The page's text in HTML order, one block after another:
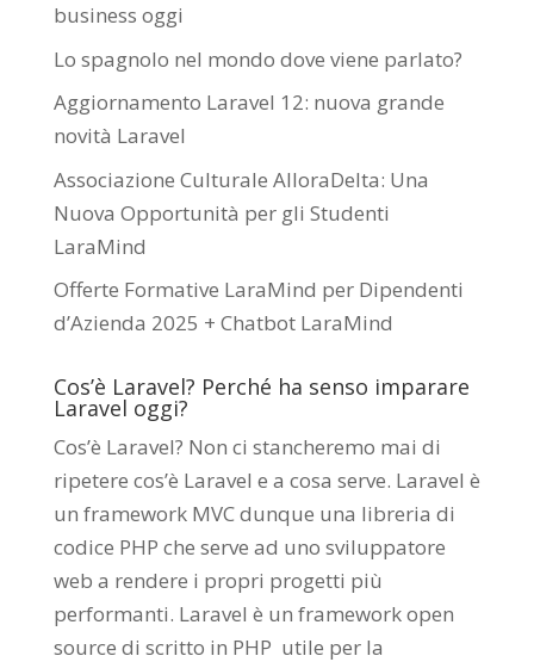
business oggi
Lo spagnolo nel mondo dove viene parlato?
Aggiornamento Laravel 12: nuova grande
novità Laravel
Associazione Culturale AlloraDelta: Una
Nuova Opportunità per gli Studenti
LaraMind
Offerte Formative LaraMind per Dipendenti
d’Azienda 2025 + Chatbot LaraMind
Cos’è Laravel? Perché ha senso imparare
Laravel oggi?
Cos’è Laravel? Non ci stancheremo mai di
ripetere cos’è Laravel e a cosa serve. Laravel è
un framework MVC dunque una libreria di
codice PHP che serve ad uno sviluppatore
web a rendere i propri progetti più
performanti. Laravel è un framework open
source di scritto in PHP utile per la